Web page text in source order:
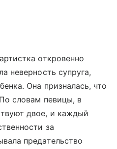
откровенно
неверность супруга,
Она призналась, что
словам певицы, в
двое, и каждый
за
предательство